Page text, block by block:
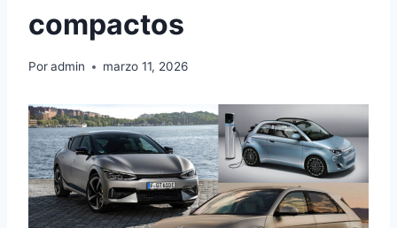
compactos
Poradmin marzo 11, 2026